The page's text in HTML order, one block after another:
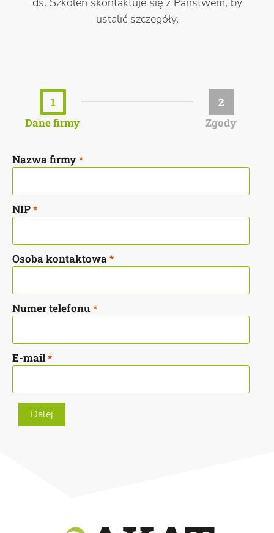
ustalić szczegóły.
1
Dane firmy
2
Zgody
Nazwa firmy*
NIP*
Osoba kontaktowa*
Numer telefonu*
E-mail*
Dalej